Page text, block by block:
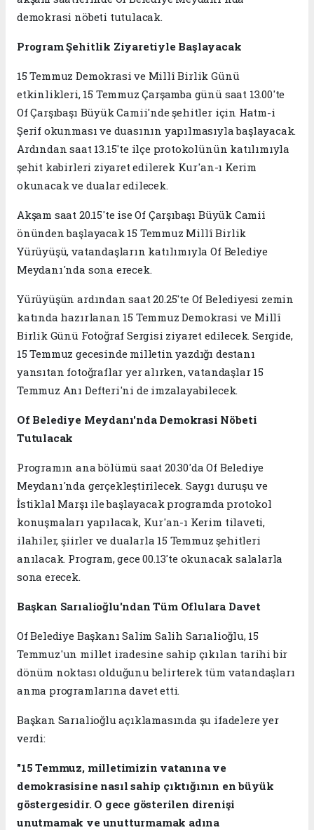
demokrasi nöbeti tutulacak.
Program Şehitlik Ziyaretiyle Başlayacak
15 Temmuz Demokrasi ve Millî Birlik Günü
etkinlikleri, 15 Temmuz Çarşamba günü saat 13.00'te
Of Çarşıbaşı Büyük Camii'nde şehitler için Hatm-i
Şerif okunması ve duasının yapılmasıyla başlayacak.
Ardından saat 13.15'te ilçe protokolünün katılımıyla
şehit kabirleri ziyaret edilerek Kur'an-ı Kerim
okunacak ve dualar edilecek.
Akşam saat 20.15'te ise Of Çarşıbaşı Büyük Camii
önünden başlayacak 15 Temmuz Millî Birlik
Yürüyüşü, vatandaşların katılımıyla Of Belediye
Meydanı'nda sona erecek.
Yürüyüşün ardından saat 20.25'te Of Belediyesi zemin
katında hazırlanan 15 Temmuz Demokrasi ve Millî
Birlik Günü Fotoğraf Sergisi ziyaret edilecek. Sergide,
15 Temmuz gecesinde milletin yazdığı destanı
yansıtan fotoğraflar yer alırken, vatandaşlar 15
Temmuz Anı Defteri'ni de imzalayabilecek.
Of Belediye Meydanı'nda Demokrasi Nöbeti
Tutulacak
Programın ana bölümü saat 20.30'da Of Belediye
Meydanı'nda gerçekleştirilecek. Saygı duruşu ve
İstiklal Marşı ile başlayacak programda protokol
konuşmaları yapılacak, Kur'an-ı Kerim tilaveti,
ilahiler, şiirler ve dualarla 15 Temmuz şehitleri
anılacak. Program, gece 00.13'te okunacak salalarla
sona erecek.
Başkan Sarıalioğlu'ndan Tüm Oflulara Davet
Of Belediye Başkanı Salim Salih Sarıalioğlu, 15
Temmuz'un millet iradesine sahip çıkılan tarihi bir
dönüm noktası olduğunu belirterek tüm vatandaşları
anma programlarına davet etti.
Başkan Sarıalioğlu açıklamasında şu ifadelere yer
verdi:
"15 Temmuz, milletimizin vatanına ve
demokrasisine nasıl sahip çıktığının en büyük
göstergesidir. O gece gösterilen direnişi
unutmamak ve unutturmamak adına